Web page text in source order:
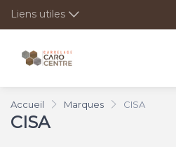
Liens utiles
Accueil Marques CISA
CISA